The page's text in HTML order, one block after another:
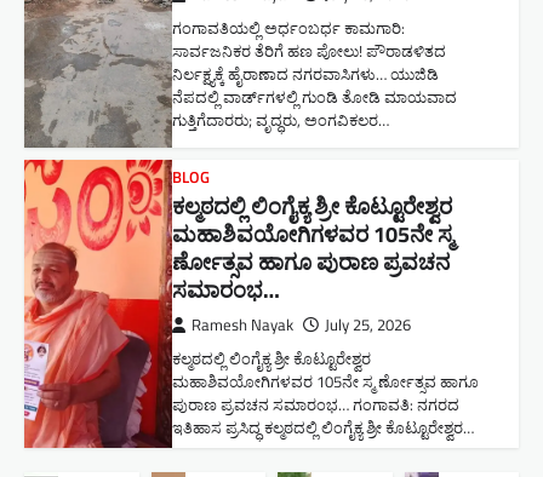
ಗಂಗಾವತಿಯಲ್ಲಿ ಅರ್ಧಂಬರ್ಧ ಕಾಮಗಾರಿ:
ಸಾರ್ವಜನಿಕರ ತೆರಿಗೆ ಹಣ ಪೋಲು! ಪೌರಾಡಳಿತದ
ನಿರ್ಲಕ್ಷ್ಯಕ್ಕೆ ಹೈರಾಣಾದ ನಗರವಾಸಿಗಳು​… ಯುಜಿಡಿ
ನೆಪದಲ್ಲಿ ವಾರ್ಡ್‌ಗಳಲ್ಲಿ ಗುಂಡಿ ತೋಡಿ ಮಾಯವಾದ
ಗುತ್ತಿಗೆದಾರರು; ವೃದ್ಧರು, ಅಂಗವಿಕಲರ…
BLOG
ಕಲ್ಮಠದಲ್ಲಿ ಲಿಂಗೈಕ್ಯ ಶ್ರೀ ಕೊಟ್ಟೂರೇಶ್ವರ
ಮಹಾಶಿವಯೋಗಿಗಳವರ 105ನೇ ಸ್ಮ
ರ್ಣೋತ್ಸವ ಹಾಗೂ ಪುರಾಣ ಪ್ರವಚನ
ಸಮಾರಂಭ​…
Ramesh Nayak July 25, 2026
ಕಲ್ಮಠದಲ್ಲಿ ಲಿಂಗೈಕ್ಯ ಶ್ರೀ ಕೊಟ್ಟೂರೇಶ್ವರ
ಮಹಾಶಿವಯೋಗಿಗಳವರ 105ನೇ ಸ್ಮ ರ್ಣೋತ್ಸವ ಹಾಗೂ
ಪುರಾಣ ಪ್ರವಚನ ಸಮಾರಂಭ​… ಗಂಗಾವತಿ: ನಗರದ
ಇತಿಹಾಸ ಪ್ರಸಿದ್ಧ ಕಲ್ಮಠದಲ್ಲಿ ಲಿಂಗೈಕ್ಯ ಶ್ರೀ ಕೊಟ್ಟೂರೇಶ್ವರ…